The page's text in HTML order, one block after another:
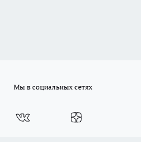
Мы в социальных сетях